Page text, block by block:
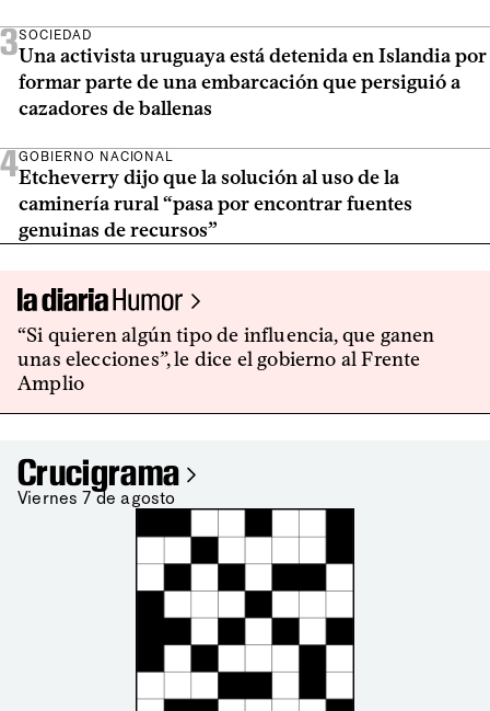
3SOCIEDAD
Una activista uruguaya está detenida en Islandia por
formar parte de una embarcación que persiguió a
cazadores de ballenas
4GOBIERNO NACIONAL
Etcheverry dijo que la solución al uso de la
caminería rural “pasa por encontrar fuentes
genuinas de recursos”
Humor
“Si quieren algún tipo de influencia, que ganen
unas elecciones”, le dice el gobierno al Frente
Amplio
Crucigrama
Viernes 7 de agosto